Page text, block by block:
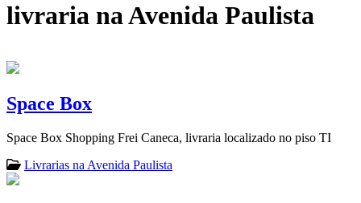
livraria na Avenida Paulista
Space Box
Space Box Shopping Frei Caneca, livraria localizado no piso TI
Livrarias na Avenida Paulista